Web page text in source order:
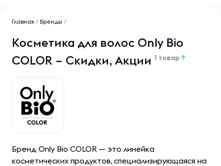
Главная / Бренды /
Косметика для волос Only Bio
COLOR – Скидки, Акции 1 товар ↑
Бренд Only Bio COLOR — это линейка
косметических продуктов, специализирующаяся на